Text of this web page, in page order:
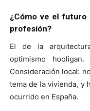
¿Cómo ve el futuro
profesión?
El de la
optimismo
Consideración local:
tema de la vivienda, y
ocurrido en España.